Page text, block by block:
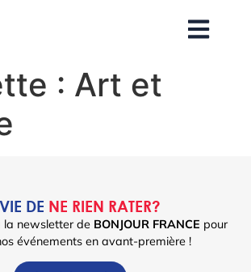
: Art et
DE NE RIEN RATER?
la newsletter de BONJOUR FRANCE pour
événements en avant-première !